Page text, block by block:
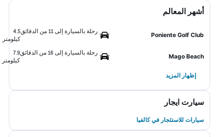
أشهر المعالم
Poniente Golf Club
رحلة بالسيارة إلى 11 من الدقائق
4.5
كيلومتر
Mago Beach
رحلة بالسيارة إلى 16 من الدقائق
7.9
كيلومتر
إظهار المزيد
سيارت ايجار
سيارات للاستئجار في كالفيا